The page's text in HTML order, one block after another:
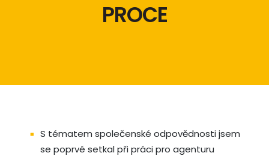
PROCE
S tématem společenské odpovědnosti jsem
se poprvé setkal při práci pro agenturu